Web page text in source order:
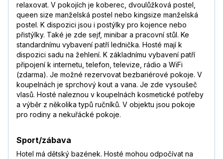
relaxovat. V pokojích je koberec, dvoulůžková postel,
queen size manželská postel nebo kingsize manželská
postel. K dispozici jsou i postýlky pro kojence nebo
přistýlky. Také je zde sejf, minibar a pracovní stůl. Ke
standardnímu vybavení patří lednička. Hosté mají k
dispozici sadu na žehlení. K základnímu vybavení patří
připojení k internetu, telefon, televize, rádio a WiFi
(zdarma). Je možné rezervovat bezbariérové pokoje. V
koupelnách je sprchový kout a vana. Je zde vysoušeč
vlasů. Hosté naleznou v koupelnách kosmetické potřeby
a výběr z několika typů ručníků. V objektu jsou pokoje
pro rodiny a nekuřácké pokoje.
Sport/zábava
Hotel má dětský bazének. Hosté mohou odpočívat na